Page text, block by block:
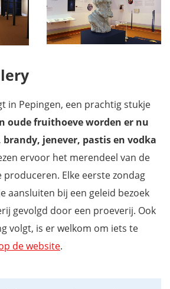
in Pepingen, een prachtig stukje
oude fruithoeve worden er nu
jenever, pastis en vodka
ervoor het merendeel van de
Elke eerste zondag
aansluiten bij een geleid bezoek
gevolgd door een proeverij. Ook
volgt, is er welkom om iets te
de website.